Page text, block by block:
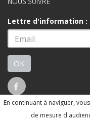
Lettre d'information :
OK
© 2026 - Logiciel
En continuant à naviguer,
de mesure